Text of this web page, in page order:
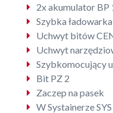
2x akumulator BP
Szybka
Uchwyt bitów
Uchwyt
Szybkomocujący
Bit PZ 2
Zaczep na pasek
W Systainerze